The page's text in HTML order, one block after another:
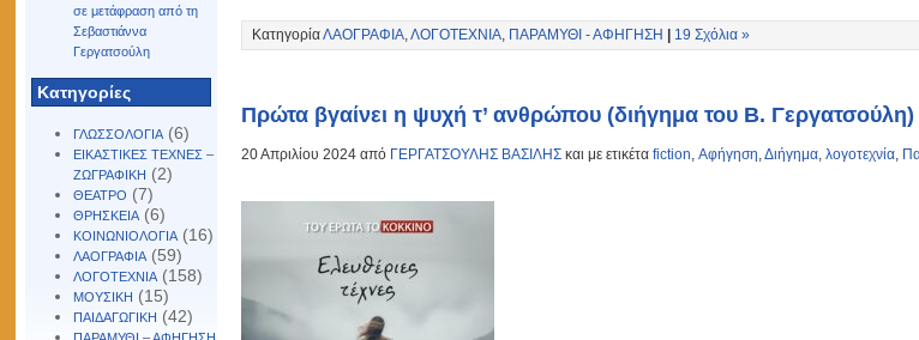
σε μετάφραση από τη
Σεβαστιάννα
Γεργατσούλη
Kατηγορίες
ΓΛΩΣΣΟΛΟΓΙΑ (6)
ΕΙΚΑΣΤΙΚΕΣ ΤΕΧΝΕΣ –
ΖΩΓΡΑΦΙΚΗ (2)
ΘΕΑΤΡΟ (7)
ΘΡΗΣΚΕΙΑ (6)
ΚΟΙΝΩΝΙΟΛΟΓΙΑ (16)
ΛΑΟΓΡΑΦΙΑ (59)
ΛΟΓΟΤΕΧΝΙΑ (158)
ΜΟΥΣΙΚΗ (15)
ΠΑΙΔΑΓΩΓΙΚΗ (42)
ΚατηγορίαΛΑΟΓΡΑΦΙΑ,ΛΟΓΟΤΕΧΝΙΑ, ΠΑΡΑΜΥΘΙ - ΑΦΗΓΗΣΗ 19 Σχόλια »
Πρώτα βγαίνει η ψυχή τ’ ανθρώπου (διήγημα του Β. Γεργατσούλη)
20 Απριλίου 2024 από ΓΕΡΓΑΤΣΟΥΛΗΣ ΒΑΣΙΛΗΣ και με ετικέταfiction,Αφήγηση,Διήγημα,λογοτεχνία,